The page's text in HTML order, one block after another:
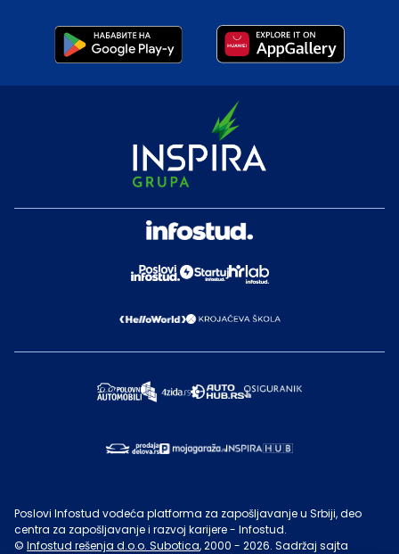
Poslovi Infostud vodeća platforma za zapošljavanje u Srbiji, deo
centra za zapošljavanje i razvoj karijere - Infostud.
© Infostud rešenja d.o.o. Subotica, 2000 - 2026. Sadržaj sajta